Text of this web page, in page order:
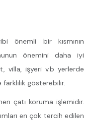
önemli bir kısmının
önemini daha iyi
villa, işyeri v.b yerlerde
farklılık gösterebilir.
çatı koruma işlemidir.
en çok tercih edilen